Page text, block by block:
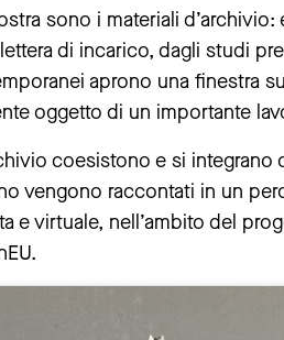
il disagio.
sono i materiali
di incarico, dagli studi
aprono una finestra
oggetto di un importante
coesistono e si
vengono raccontati in un
e virtuale, nell’ambito del